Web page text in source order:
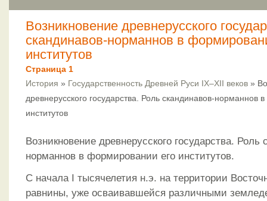
Возникновение древнерусского
скандинавов-норманнов в
институтов
Страница 1
История » Государственность Древней Руси IX–XII веков »
древнерусского государства. Роль скандинавов-норманнов
институтов
Возникновение древнерусского государства. Роль
норманнов в формировании его институтов.
С начала I тысячелетия н.э. на территории
равнины, уже осваивавшейся различными